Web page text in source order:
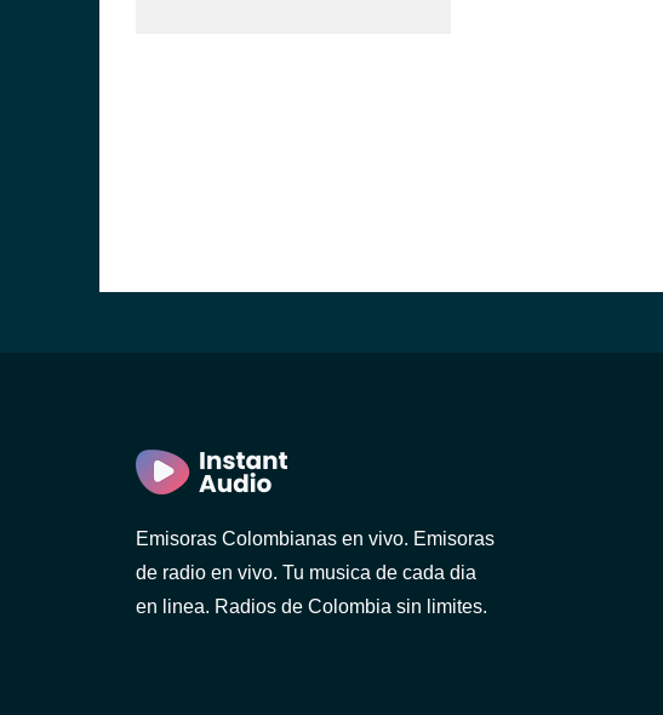
Emisoras Colombianas en vivo. Emisoras
de radio en vivo. Tu musica de cada dia
en linea. Radios de Colombia sin limites.